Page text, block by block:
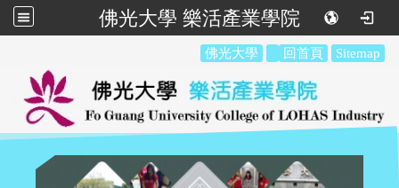
佛光大學 樂活產業學院
:::佛光大學 回首頁 Sitemap